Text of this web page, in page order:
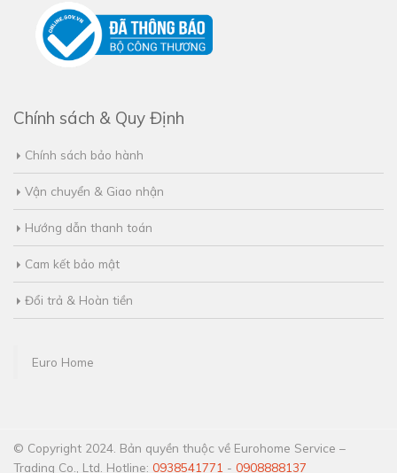
Chính sách & Quy Định
Chính sách bảo hành
Vận chuyển & Giao nhận
Hướng dẫn thanh toán
Cam kết bảo mật
Đổi trả & Hoàn tiền
Euro Home
© Copyright 2024. Bản quyền thuộc về Eurohome Service –
Trading Co., Ltd. Hotline: 0938541771 - 0908888137